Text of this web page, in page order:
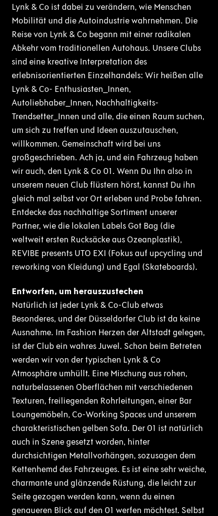
Lynk & Co ist dabei zu verändern, wie Menschen
Mobilität und die Autoindustrie wahrnehmen. Die
Reise von Lynk & Co begann mit einer radikalen
Abkehr vom traditionellen Autohaus. Unsere Clubs
sind eine kreative Interpretation des
erlebnisorientierten Einzelhandels: Wir heißen alle
Lynk & Co- Enthusiasten_Innen,
Autoliebhaber_Innen, Nachhaltigkeits-
Trendsetter_Innen und alle, die einen Raum suchen,
um sich zu treffen und Ideen auszutauschen,
willkommen. Gemeinschaft wird bei uns
großgeschrieben. Ach ja, und ein Fahrzeug haben
wir auch, den Lynk & Co 01. Wenn Du Ihn also in
unserem neuen Club flüstern hörst, kannst Du ihn
gleich mal selbst vor Ort erleben und Probe fahren.
Entdecke das nachhaltige Sortiment unserer
Partner, wie die lokalen Labels Got Bag (die
weltweit ersten Rucksäcke aus Ozeanplastik),
REVIBE presents UTO EXI (Fokus auf upcycling und
reworking von Kleidung) und Egal (Skateboards).
Entworfen, um herauszustechen
Natürlich ist jeder Lynk & Co-Club etwas
Besonderes, und der Düsseldorfer Club ist da keine
Ausnahme. Im Fashion Herzen der Altstadt gelegen,
ist der Club ein wahres Juwel. Schon beim Betreten
werden wir von der typischen Lynk & Co
Atmosphäre umhüllt. Eine Mischung aus rohen,
naturbelassenen Oberflächen mit verschiedenen
Texturen, freiliegenden Rohrleitungen, einer Bar
Loungemöbeln, Co-Working Spaces und unserem
charakteristischen gelben Sofa. Der 01 ist natürlich
auch in Szene gesetzt worden, hinter
durchsichtigen Metallvorhängen, sozusagen dem
Kettenhemd des Fahrzeuges. Es ist eine sehr weiche,
charmante und glänzende Rüstung, die leicht zur
Seite gezogen werden kann, wenn du einen
genaueren Blick auf den 01 werfen möchtest. Selbst